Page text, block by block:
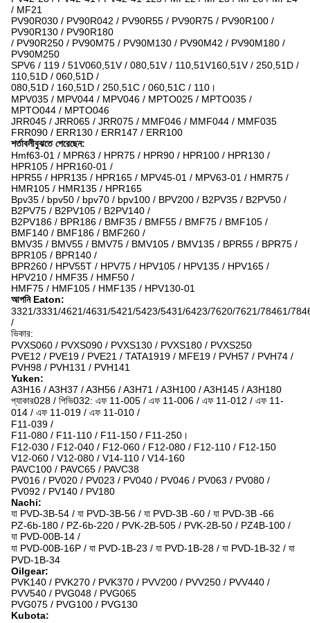
/ MF21
PV90R030 / PV90R042 / PV90R55 / PV90R75 / PV90R100 /
PV90R130 / PV90R180
/ PV90R250 / PV90M75 / PV90M130 / PV90M42 / PV90M180 /
PV90M250
SPV6 / 119 / 51V060,51V / 080,51V / 110,51V160,51V / 250,51D /
110,51D / 060,51D /
080,51D / 160,51D / 250,51C / 060,51C / 110।
MPV035 / MPV044 / MPV046 / MPTO025 / MPTO035 /
MPTO044 / MPTO046
JRR045 / JRR065 / JRR075 / MMF046 / MMF044 / MMF035
FRR090 / ERR130 / ERR147 / ERR100
শর্তাবলীবুঝতে পেরেছেন:
Hmf63-01 / MPR63 / HPR75 / HPR90 / HPR100 / HPR130 /
HPR105 / HPR160-01 /
HPR55 / HPR135 / HPR165 / MPV45-01 / MPV63-01 / HMR75 /
HMR105 / HMR135 / HPR165
Bpv35 / bpv50 / bpv70 / bpv100 / BPV200 / B2PV35 / B2PV50 /
B2PV75 / B2PV105 / B2PV140 /
B2PV186 / BPR186 / BMF35 / BMF55 / BMF75 / BMF105 /
BMF140 / BMF186 / BMF260 /
BMV35 / BMV55 / BMV75 / BMV105 / BMV135 / BPR55 / BPR75 /
BPR105 / BPR140 /
BPR260 / HPV55T / HPV75 / HPV105 / HPV135 / HPV165 /
HPV210 / HMF35 / HMF50 /
HMF75 / HMF105 / HMF135 / HPV130-01
আপনি Eaton:
3321/3331/4621/4631/5421/5423/5431/6423/7620/7621/78461/
/
ভিকার:
PVXS060 / PVXS090 / PVXS130 / PVXS180 / PVXS250
PVE12 / PVE19 / PVE21 / TATA1919 / MFE19 / PVH57 / PVH74 /
PVH98 / PVH131 / PVH141
Yuken:
A3H16 / A3H37 / A3H56 / A3H71 / A3H100 / A3H145 / A3H180
প্যাকার028 / পিভি032: এফ 11-005 / এফ 11-006 / এফ 11-012 / এফ 11-
014 / এফ 11-019 / এফ 11-010 /
F11-039 /
F11-080 / F11-110 / F11-150 / F11-250।
F12-030 / F12-040 / F12-060 / F12-080 / F12-110 / F12-150
V12-060 / V12-080 / V14-110 / V14-160
PAVC100 / PAVC65 / PAVC38
PV016 / PV020 / PV023 / PV040 / PV046 / PV063 / PV080 /
PV092 / PV140 / PV180
Nachi:
যা PVD-3B-54 / যা PVD-3B-56 / যা PVD-3B -60 / যা PVD-3B -66
PZ-6b-180 / PZ-6b-220 / PVK-2B-505 / PVK-2B-50 / PZ4B-100 /
যা PVD-00B-14 /
যা PVD-00B-16P / যা PVD-1B-23 / যা PVD-1B-28 / যা PVD-1B-32 / যা
PVD-1B-34
Oilgear:
PVK140 / PVK270 / PVK370 / PVV200 / PVV250 / PVV440 /
PVV540 / PVG048 / PVG065
PVG075 / PVG100 / PVG130
Kubota: